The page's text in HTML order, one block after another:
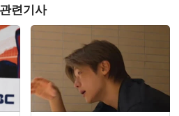
관련기사